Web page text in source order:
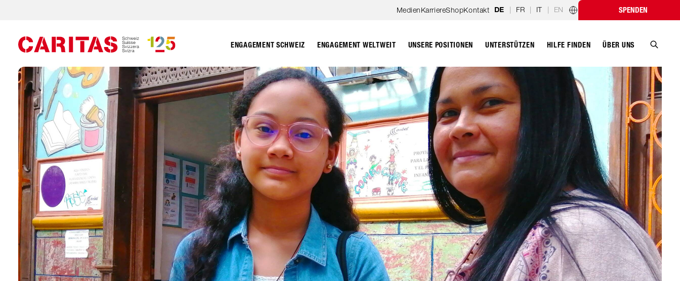
Zum Hauptinhalt springen
MedienKarriereShopKontakt DE | FR | IT | EN
LänderprogrammeSPENDEN
ENGAGEMENT SCHWEIZ ENGAGEMENT WELTWEIT UNSERE POSITIONEN UNTERSTÜTZEN HILFE FINDEN ÜBER UNS